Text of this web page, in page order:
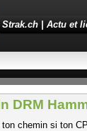
Strak.ch | Actu et
DRM
chemin si ton